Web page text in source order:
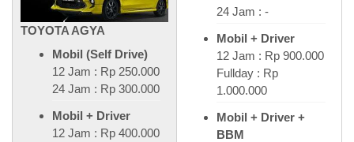
TOYOTA AGYA
Mobil (Self Drive)
12 Jam : Rp 250.000
24 Jam : Rp 300.000
Mobil + Driver
12 Jam : Rp 400.000
24 Jam : -
Mobil + Driver
12 Jam : Rp 900.000
Fullday : Rp
1.000.000
Mobil + Driver +
BBM